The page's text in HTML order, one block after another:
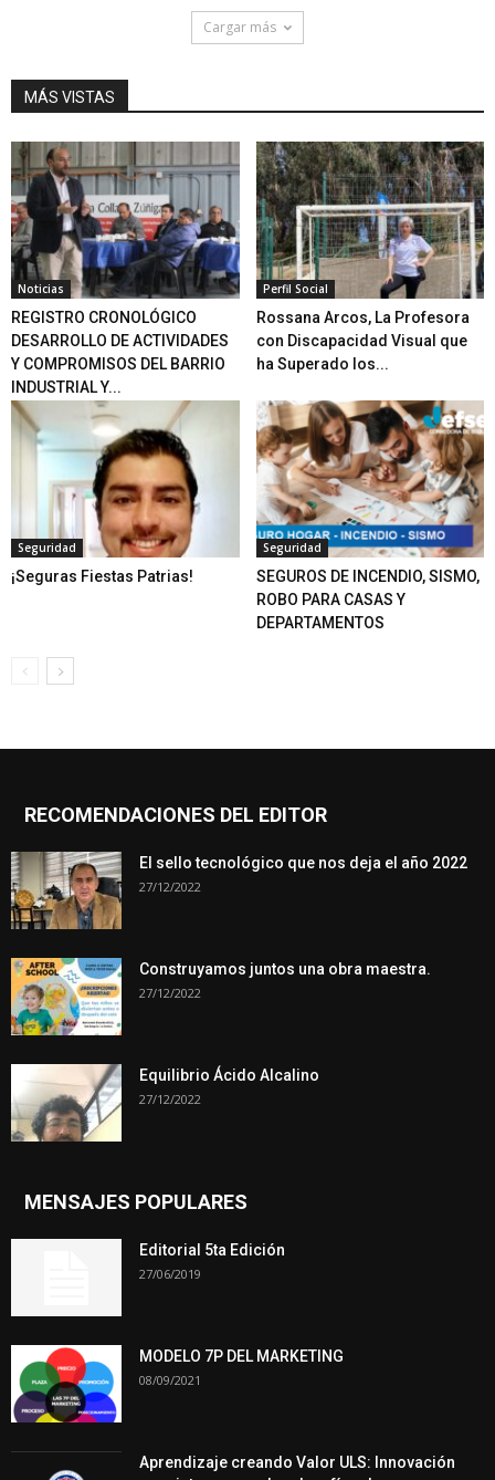
Cargar más
MÁS VISTAS
Noticias
REGISTRO CRONOLÓGICO
DESARROLLO DE ACTIVIDADES
Y COMPROMISOS DEL BARRIO
INDUSTRIAL Y...
Perfil Social
Rossana Arcos, La Profesora
con Discapacidad Visual que
ha Superado los...
Seguridad
¡Seguras Fiestas Patrias!
Seguridad
SEGUROS DE INCENDIO, SISMO,
ROBO PARA CASAS Y
DEPARTAMENTOS
RECOMENDACIONES DEL EDITOR
El sello tecnológico que nos deja el año 2022
27/12/2022
Construyamos juntos una obra maestra.
27/12/2022
Equilibrio Ácido Alcalino
27/12/2022
MENSAJES POPULARES
Editorial 5ta Edición
27/06/2019
MODELO 7P DEL MARKETING
08/09/2021
Aprendizaje creando Valor ULS: Innovación